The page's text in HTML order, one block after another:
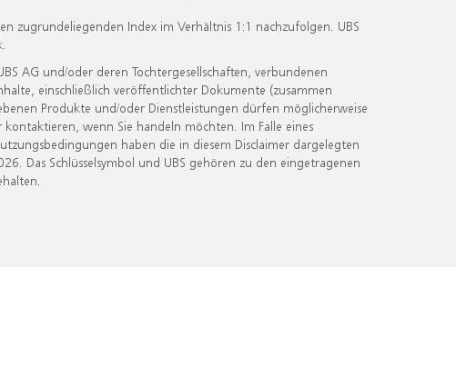
zugrundeliegenden Index im Verhältnis 1:1 nachzufolgen. UBS
AG und/oder deren Tochtergesellschaften, verbundenen
einschließlich veröffentlichter Dokumente (zusammen
Produkte und/oder Dienstleistungen dürfen möglicherweise
wenn Sie handeln möchten. Im Falle eines
haben die in diesem Disclaimer dargelegten
Das Schlüsselsymbol und UBS gehören zu den eingetragenen